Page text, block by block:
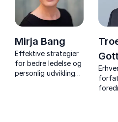
Mirja Bang
Effektive strategier
for bedre ledelse og
personlig udvikling